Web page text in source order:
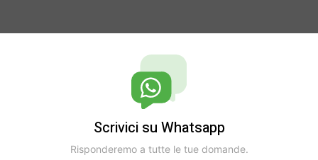
Scrivici su Whatsapp
Risponderemo a tutte le tue domande.